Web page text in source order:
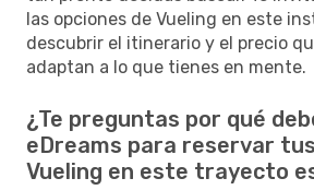
las opciones de Vueling en este
descubrir el itinerario y el precio
adaptan a lo que tienes en mente.
¿Te preguntas por qué
eDreams para reservar
Vueling en este trayecto